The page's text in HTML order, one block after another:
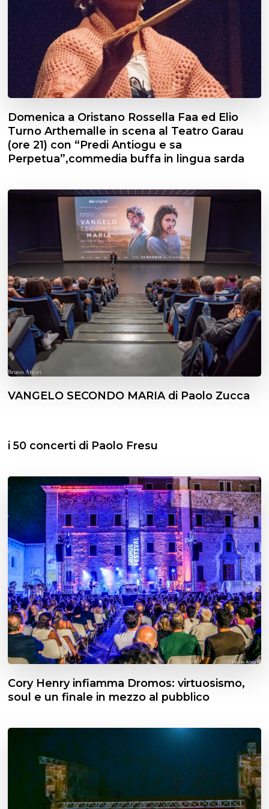
Domenica a Oristano Rossella Faa ed Elio
Turno Arthemalle in scena al Teatro Garau
(ore 21) con “Predi Antiogu e sa
Perpetua”,commedia buffa in lingua sarda
VANGELO SECONDO MARIA di Paolo Zucca
i 50 concerti di Paolo Fresu
Cory Henry infiamma Dromos: virtuosismo,
soul e un finale in mezzo al pubblico